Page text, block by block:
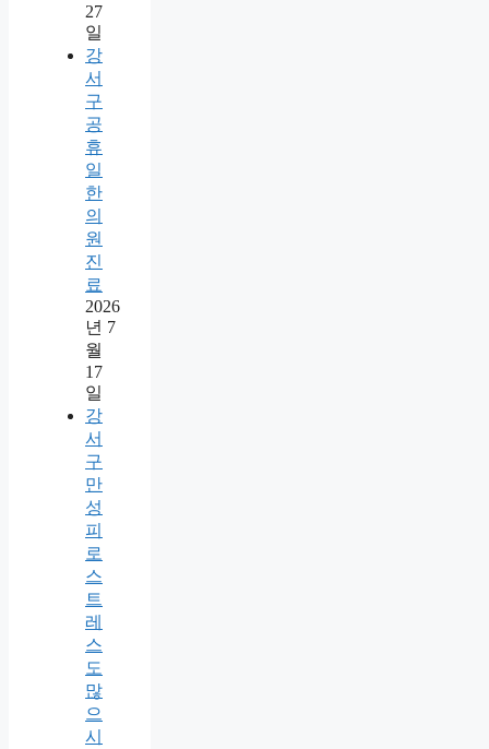
27
일
강
서
구
공
휴
일
한
의
원
진
료
2026
년 7
월
17
일
강
서
구
만
성
피
로
스
트
레
스
도
많
으
시